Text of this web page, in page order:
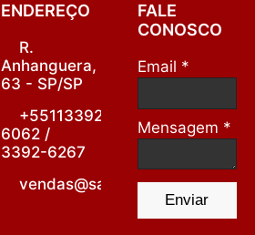
ENDEREÇO
R.
Anhanguera,
63 - SP/SP
+55113392-
6062 /
3392-6267
FALE
CONOSCO
Email *
Mensagem *
Enviar